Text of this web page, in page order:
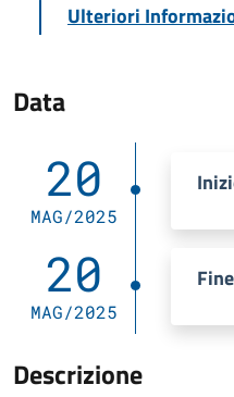
Ulteriori
Data
20
MAG/2025
20
MAG/2025
Descrizione